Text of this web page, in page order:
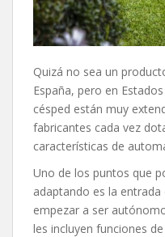
Quizá no sea un
España, pero en
césped están muy
fabricantes cada vez
características de
Uno de los puntos que
adaptando es la
empezar a ser
les incluyen funciones